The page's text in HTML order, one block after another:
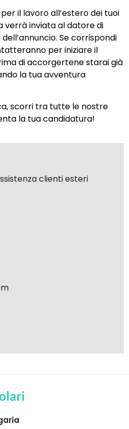
il lavoro all’estero dei tuoi
verrà inviata al datore di
Se corrispondi
per iniziare il
di accorgertene starai già
la tua avventura
scorri tra tutte le nostre
la tua candidatura!
clienti esteri